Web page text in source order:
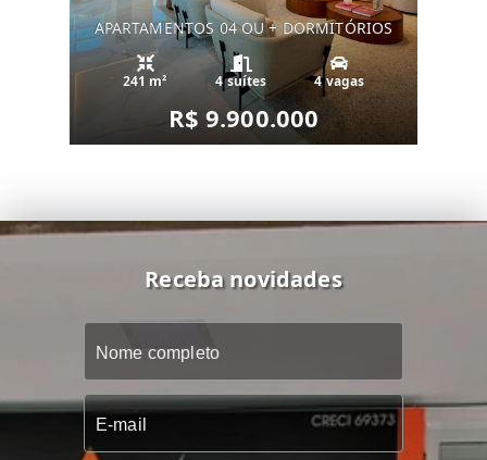
APARTAMENTOS 04 OU + DORMITÓRIOS
241 m² 4 suítes 4 vagas
R$ 9.900.000
Receba novidades